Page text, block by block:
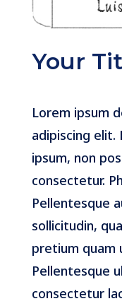
Your
Lorem ipsum
adipiscing
ipsum, non
consectetur.
Pellentesque
sollicitudin,
pretium quam
Pellentesque
consectetur